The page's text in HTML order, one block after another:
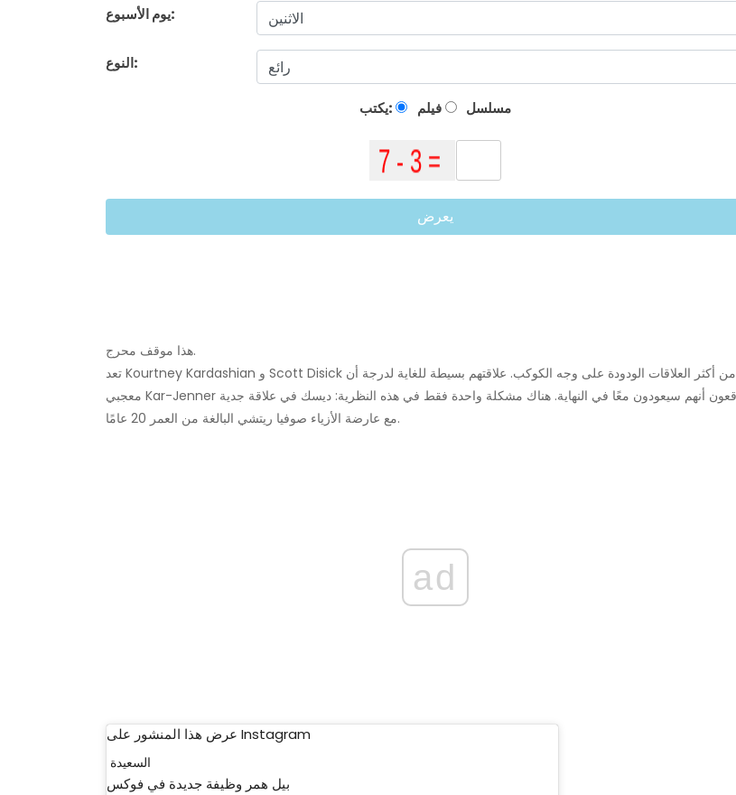
يوم الأسبوع:
النوع:
يكتب: فيلم مسلسل
يعرض
هذا موقف محرج.
تعد Kourtney Kardashian و Scott Disick من أكثر العلاقات الودودة على وجه الكوكب. علاقتهم بسيطة للغاية لدرجة أن
معجبي Kar-Jenner يتوقعون أنهم سيعودون معًا في النهاية. هناك مشكلة واحدة فقط في هذه النظرية: ديسك في علاقة جدية
مع عارضة الأزياء صوفيا ريتشي البالغة من العمر 20 عامًا.
ad
عرض هذا المنشور على Instagram
السعيدة
بيل همر وظيفة جديدة في فوكس